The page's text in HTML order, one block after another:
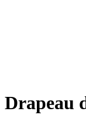
Drapeau